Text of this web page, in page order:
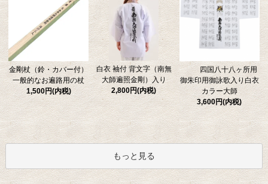
金剛杖（鈴・カバー付）
一般的なお遍路用の杖
1,500円(内税)
白衣 袖付 背文字（南無
大師遍照金剛）入り
2,800円(内税)
四国八十八ヶ所用
御朱印用御詠歌入り白衣
カラー大師
3,600円(内税)
もっと見る